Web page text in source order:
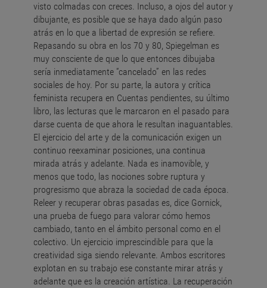
visto colmadas con creces. Incluso, a ojos del autor y
dibujante, es posible que se haya dado algún paso
atrás en lo que a libertad de expresión se refiere.
Repasando su obra en los 70 y 80, Spiegelman es
muy consciente de que lo que entonces dibujaba
sería inmediatamente “cancelado” en las redes
sociales de hoy. Por su parte, la autora y crítica
feminista recupera en Cuentas pendientes, su último
libro, las lecturas que le marcaron en el pasado para
darse cuenta de que ahora le resultan inaguantables.
El ejercicio del arte y de la comunicación exigen un
continuo reexaminar posiciones, una continua
mirada atrás y adelante. Nada es inamovible, y
menos que todo, las nociones sobre ruptura y
progresismo que abraza la sociedad de cada época.
Releer y recuperar obras pasadas es, dice Gornick,
una prueba de fuego para valorar cómo hemos
cambiado, tanto en el ámbito personal como en el
colectivo. Un ejercicio imprescindible para que la
creatividad siga siendo relevante. Ambos escritores
explotan en su trabajo ese constante mirar atrás y
adelante que es la creación artística. La recuperación